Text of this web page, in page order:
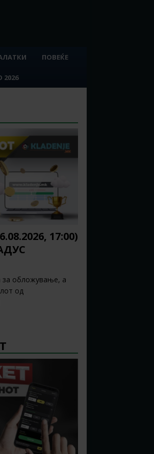
ПОВЕЌЕ
17:00)
за обложување, а
од